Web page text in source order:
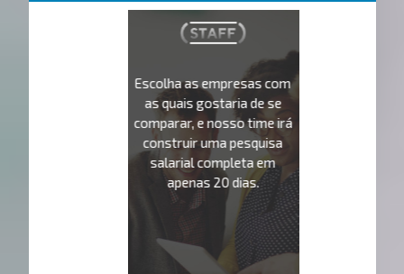
Escolha as empresas com
as quais gostaria de se
comparar, e nosso time irá
construir uma pesquisa
salarial completa em
apenas 20 dias.